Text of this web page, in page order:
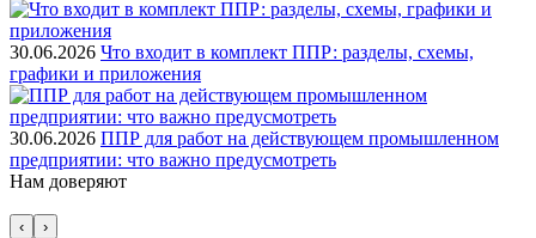
30.06.2026 Что входит в комплект ППР: разделы, схемы,
графики и приложения
30.06.2026 ППР для работ на действующем промышленном
предприятии: что важно предусмотреть
Нам доверяют
‹ ›